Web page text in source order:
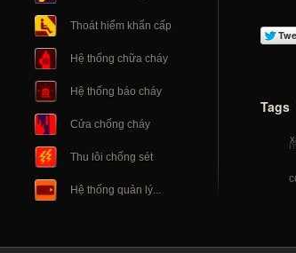
Thoát hiểm khẩn cấp
Hệ thống chữa cháy
Hệ thống báo cháy
Cửa chống cháy
Thu lôi chống sét
Hệ thống quản lý...
Tags